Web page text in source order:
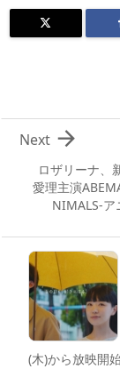
ロザリーナ、
愛理主演
NIMALS‐ア

Next
(木)から放映開